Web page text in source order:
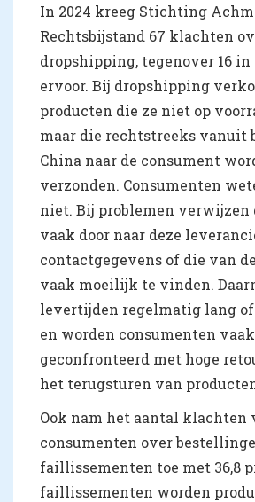
In 2024 kreeg Stichting
Rechtsbijstand 67 klachten
dropshipping, tegenover 16 in
ervoor. Bij dropshipping
producten die ze niet op
maar die rechtstreeks vanuit
China naar de consument
verzonden. Consumenten
niet. Bij problemen verwijzen
vaak door naar deze
contactgegevens of die van
vaak moeilijk te vinden.
levertijden regelmatig lang
en worden consumenten vaak
geconfronteerd met hoge
het terugsturen van
Ook nam het aantal klachten
consumenten over
faillissementen toe met 36,8
faillissementen worden